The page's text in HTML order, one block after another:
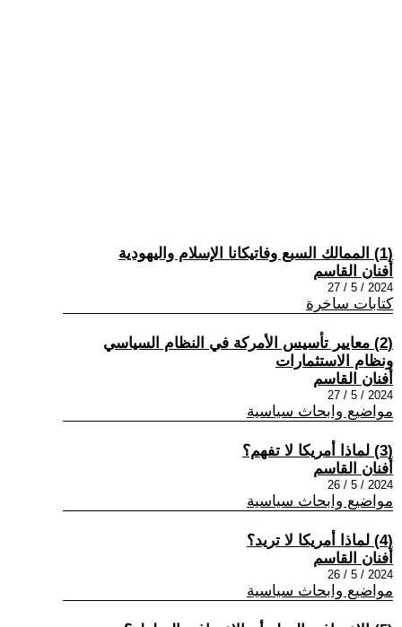
(1) الممالك السبع وفاتيكانا الإسلام واليهودية
أفنان القاسم
2024 / 5 / 27
كتابات ساخرة
(2) معايير تأسيس الأمركة في النظام السياسي
ونظام الاستثمارات
أفنان القاسم
2024 / 5 / 27
مواضيع وابحاث سياسية
(3) لماذا أمريكا لا تفهم؟
أفنان القاسم
2024 / 5 / 26
مواضيع وابحاث سياسية
(4) لماذا أمريكا لا تريد؟
أفنان القاسم
2024 / 5 / 26
مواضيع وابحاث سياسية